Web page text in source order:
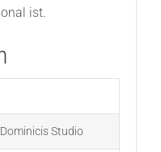
ist.
Studio